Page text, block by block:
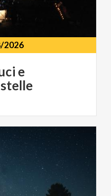
2026
e
stelle